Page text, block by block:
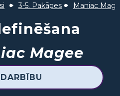
3-5. Pakāpes Maniac
Magee